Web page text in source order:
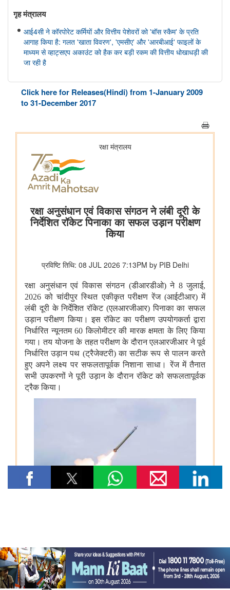
गृह मंत्रालय
आई4सी ने कॉरपोरेट कर्मियों और वित्तीय पेशेवरों को 'बॉस स्कैम' के प्रति
आगाह किया है: गलत 'खाता विवरण', 'एमसीए' और 'आरबीआई' फाइलों के
माध्यम से व्हाट्सएप अकाउंट को हैक कर बड़ी रकम की वित्तीय धोखाधड़ी की
जा रही है
महिला एवं बाल विकास मंत्रालय
केंद्रीय मंत्री श्रीमती अन्नपूर्णा देवी ने राष्ट्रीय हथकरघा दिवस पर नागरिकों
अन्य
भारतीय न्यायपालिका का डिजिटल रूपांतरण
राष्ट्रीय मानव अधिकार आयोग
राष्ट्रीय मानवाधिकार आयोग (एनएचआरसी) ने मध्य प्रदेश के विदिशा जिले में
स्कूली छात्रों के खतरनाक तरीके से बेतवा नदी पार करने की मीडिया रिपोर्ट
का स्वतः संज्ञान लिया
रसायन एवं उर्वरक मंत्रालय - औषधि विभाग
जन औषधि केंद्रों में दवाओं की बिक्री
Click here for Releases(Hindi) from 1-January 2009
to 31-December 2017